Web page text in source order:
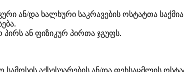
ან/და ხალხური საკრავების ოსტატთა
ან ფიზიკურ პირთა ჯგუფს.